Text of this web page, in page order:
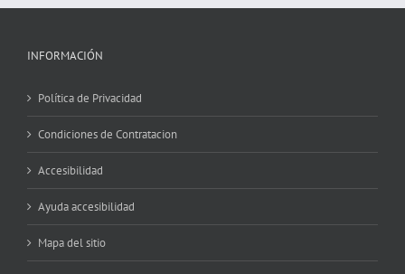
INFORMACIÓN
Política de Privacidad
Condiciones de Contratacion
Accesibilidad
Ayuda accesibilidad
Mapa del sitio